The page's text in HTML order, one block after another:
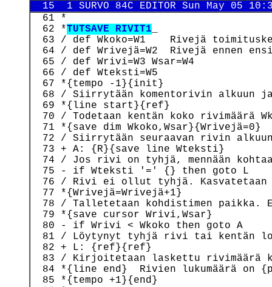
15  1 SURVO 84C EDITOR Sun May 05
  61 *
  62 *
TUTSAVE RIVIT1
63 / def Wkoko=W1    Rivejä
64 / def Wrivejä=W2  Rivejä ennen
  65 / def Wrivi=W3 Wsar=W4
  66 / def Wteksti=W5
  67 *{tempo -1}{init}
68 / Siirrytään komentorivin alkuun
  69 *{line start}{ref}
70 / Todetaan kentän koko rivimäärä
  71 *{save dim Wkoko,Wsar}{Wrivejä=0}
72 / Siirrytään seuraavan rivin
  73 + A: {R}{save line Wteksti}
74 / Jos rivi on tyhjä, mennään
  75 - if Wteksti '=' {} then goto L
76 / Rivi ei ollut tyhjä. Kasvatetaan
  77 *{Wrivejä=Wrivejä+1}
78 / Talletetaan kohdistimen paikka.
  79 *{save cursor Wrivi,Wsar}
  80 - if Wrivi < Wkoko then goto A
81 / Löytynyt tyhjä rivi tai kentän
  82 + L: {ref}{ref}
83 / Kirjoitetaan laskettu rivimäärä
84 *{line end}  Rivien lukumäärä on
  85 *{tempo +1}{end}